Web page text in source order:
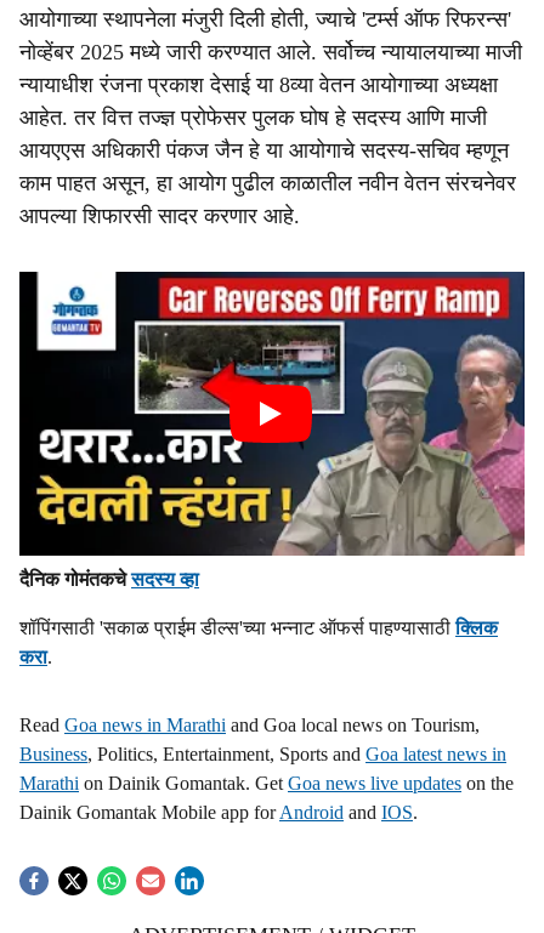
आयोगाच्या स्थापनेला मंजुरी दिली होती, ज्याचे 'टर्म्स ऑफ रिफरन्स'
नोव्हेंबर 2025 मध्ये जारी करण्यात आले. सर्वोच्च न्यायालयाच्या माजी
न्यायाधीश रंजना प्रकाश देसाई या 8व्या वेतन आयोगाच्या अध्यक्षा
आहेत. तर वित्त तज्ज्ञ प्रोफेसर पुलक घोष हे सदस्य आणि माजी
आयएएस अधिकारी पंकज जैन हे या आयोगाचे सदस्य-सचिव म्हणून
काम पाहत असून, हा आयोग पुढील काळातील नवीन वेतन संरचनेवर
आपल्या शिफारसी सादर करणार आहे.
दैनिक गोमंतकचेसदस्य व्हा
शॉपिंगसाठी 'सकाळ प्राईम डील्स'च्या भन्नाट ऑफर्स पाहण्यासाठीक्लिक
करा.
Read Goa news in Marathi and Goa local news on Tourism,
Business, Politics, Entertainment, Sports and Goa latest news in
Marathi on Dainik Gomantak. Get Goa news live updates on the
Dainik Gomantak Mobile app forAndroid and IOS.